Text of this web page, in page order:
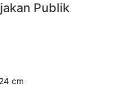
Publik
cm